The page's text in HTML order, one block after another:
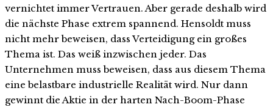
vernichtet immer Vertrauen. Aber gerade deshalb wird
die nächste Phase extrem spannend. Hensoldt muss
nicht mehr beweisen, dass Verteidigung ein großes
Thema ist. Das weiß inzwischen jeder. Das
Unternehmen muss beweisen, dass aus diesem Thema
eine belastbare industrielle Realität wird. Nur dann
gewinnt die Aktie in der harten Nach-Boom-Phase